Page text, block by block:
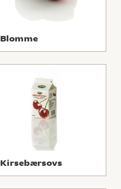
Blomme
Kirsebærsovs